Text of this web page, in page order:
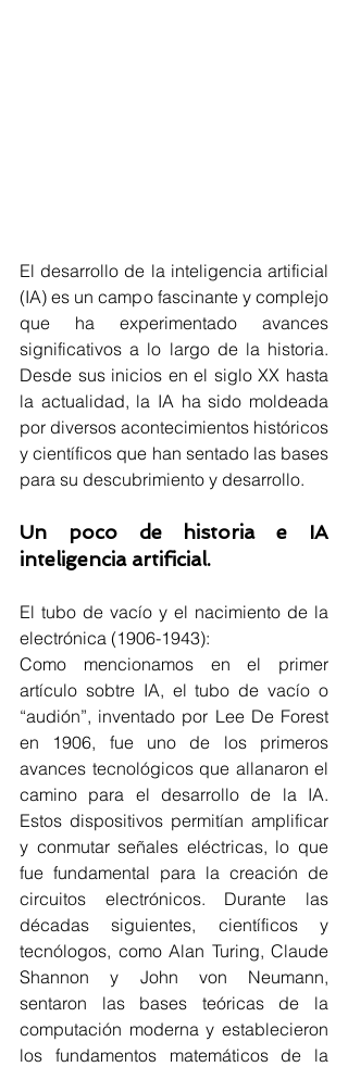
El desarrollo de la inteligencia artificial
(IA) es un campo fascinante y complejo
que ha experimentado avances
significativos a lo largo de la historia.
Desde sus inicios en el siglo XX hasta
la actualidad, la IA ha sido moldeada
por diversos acontecimientos históricos
y científicos que han sentado las bases
para su descubrimiento y desarrollo.
Un poco de historia e IA
inteligencia artificial.
El tubo de vacío y el nacimiento de la
electrónica (1906-1943):
Como mencionamos en el primer
artículo sobtre IA, el tubo de vacío o
“audión”, inventado por Lee De Forest
en 1906, fue uno de los primeros
avances tecnológicos que allanaron el
camino para el desarrollo de la IA.
Estos dispositivos permitían amplificar
y conmutar señales eléctricas, lo que
fue fundamental para la creación de
circuitos electrónicos. Durante las
décadas siguientes, científicos y
tecnólogos, como Alan Turing, Claude
Shannon y John von Neumann,
sentaron las bases teóricas de la
computación moderna y establecieron
los fundamentos matemáticos de la